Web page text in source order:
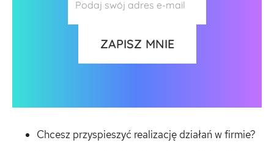
Chcesz przyspieszyć realizację działań w firmie?